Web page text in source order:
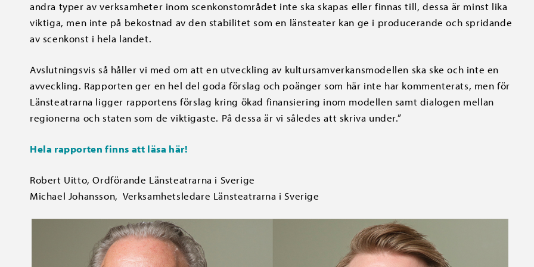
andra typer av verksamheter inom scenkonstområdet inte ska skapas eller finnas till, dessa är minst lika
viktiga, men inte på bekostnad av den stabilitet som en länsteater kan ge i producerande och spridande
av scenkonst i hela landet.
Avslutningsvis så håller vi med om att en utveckling av kultursamverkansmodellen ska ske och inte en
avveckling. Rapporten ger en hel del goda förslag och poänger som här inte har kommenterats, men för
Länsteatrarna ligger rapportens förslag kring ökad finansiering inom modellen samt dialogen mellan
regionerna och staten som de viktigaste. På dessa är vi således att skriva under.”
Hela rapporten finns att läsa här!
Robert Uitto, Ordförande Länsteatrarna i Sverige
Michael Johansson, Verksamhetsledare Länsteatrarna i Sverige